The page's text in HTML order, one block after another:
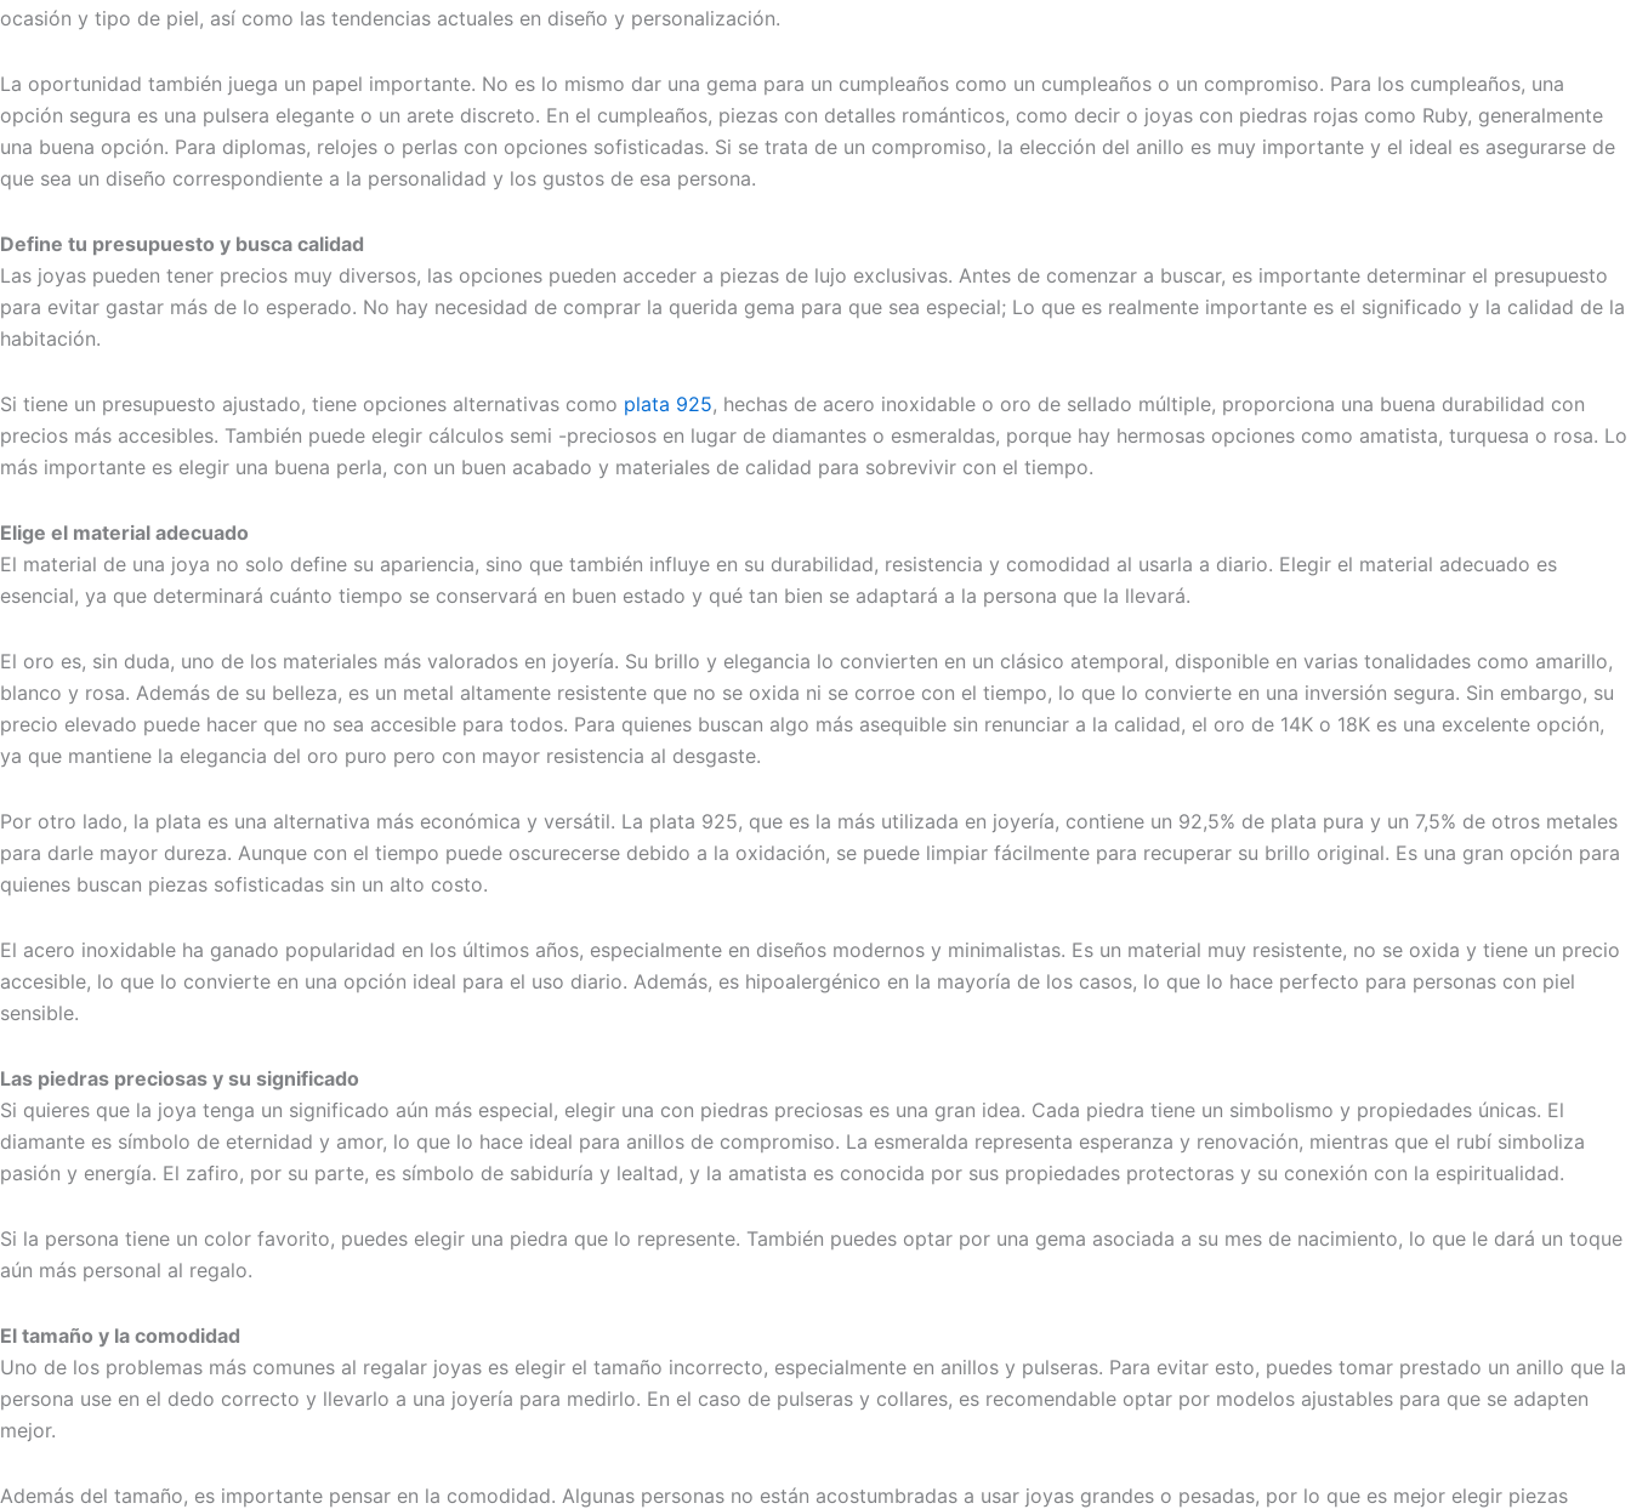
ocasión y tipo de piel, así como las tendencias actuales en diseño y personalización.
La oportunidad también juega un papel importante. No es lo mismo dar una gema para un cumpleaños como un cumpleaños o un compromiso. Para los cumpleaños, una
opción segura es una pulsera elegante o un arete discreto. En el cumpleaños, piezas con detalles románticos, como decir o joyas con piedras rojas como Ruby, generalmente
una buena opción. Para diplomas, relojes o perlas con opciones sofisticadas. Si se trata de un compromiso, la elección del anillo es muy importante y el ideal es asegurarse de
que sea un diseño correspondiente a la personalidad y los gustos de esa persona.
Define tu presupuesto y busca calidad
Las joyas pueden tener precios muy diversos, las opciones pueden acceder a piezas de lujo exclusivas. Antes de comenzar a buscar, es importante determinar el presupuesto
para evitar gastar más de lo esperado. No hay necesidad de comprar la querida gema para que sea especial; Lo que es realmente importante es el significado y la calidad de la
habitación.
Si tiene un presupuesto ajustado, tiene opciones alternativas como plata 925, hechas de acero inoxidable o oro de sellado múltiple, proporciona una buena durabilidad con
precios más accesibles. También puede elegir cálculos semi -preciosos en lugar de diamantes o esmeraldas, porque hay hermosas opciones como amatista, turquesa o rosa. Lo
más importante es elegir una buena perla, con un buen acabado y materiales de calidad para sobrevivir con el tiempo.
Elige el material adecuado
El material de una joya no solo define su apariencia, sino que también influye en su durabilidad, resistencia y comodidad al usarla a diario. Elegir el material adecuado es
esencial, ya que determinará cuánto tiempo se conservará en buen estado y qué tan bien se adaptará a la persona que la llevará.
El oro es, sin duda, uno de los materiales más valorados en joyería. Su brillo y elegancia lo convierten en un clásico atemporal, disponible en varias tonalidades como amarillo,
blanco y rosa. Además de su belleza, es un metal altamente resistente que no se oxida ni se corroe con el tiempo, lo que lo convierte en una inversión segura. Sin embargo, su
precio elevado puede hacer que no sea accesible para todos. Para quienes buscan algo más asequible sin renunciar a la calidad, el oro de 14K o 18K es una excelente opción,
ya que mantiene la elegancia del oro puro pero con mayor resistencia al desgaste.
Por otro lado, la plata es una alternativa más económica y versátil. La plata 925, que es la más utilizada en joyería, contiene un 92,5% de plata pura y un 7,5% de otros metales
para darle mayor dureza. Aunque con el tiempo puede oscurecerse debido a la oxidación, se puede limpiar fácilmente para recuperar su brillo original. Es una gran opción para
quienes buscan piezas sofisticadas sin un alto costo.
El acero inoxidable ha ganado popularidad en los últimos años, especialmente en diseños modernos y minimalistas. Es un material muy resistente, no se oxida y tiene un precio
accesible, lo que lo convierte en una opción ideal para el uso diario. Además, es hipoalergénico en la mayoría de los casos, lo que lo hace perfecto para personas con piel
sensible.
Las piedras preciosas y su significado
Si quieres que la joya tenga un significado aún más especial, elegir una con piedras preciosas es una gran idea. Cada piedra tiene un simbolismo y propiedades únicas. El
diamante es símbolo de eternidad y amor, lo que lo hace ideal para anillos de compromiso. La esmeralda representa esperanza y renovación, mientras que el rubí simboliza
pasión y energía. El zafiro, por su parte, es símbolo de sabiduría y lealtad, y la amatista es conocida por sus propiedades protectoras y su conexión con la espiritualidad.
Si la persona tiene un color favorito, puedes elegir una piedra que lo represente. También puedes optar por una gema asociada a su mes de nacimiento, lo que le dará un toque
aún más personal al regalo.
El tamaño y la comodidad
Uno de los problemas más comunes al regalar joyas es elegir el tamaño incorrecto, especialmente en anillos y pulseras. Para evitar esto, puedes tomar prestado un anillo que la
persona use en el dedo correcto y llevarlo a una joyería para medirlo. En el caso de pulseras y collares, es recomendable optar por modelos ajustables para que se adapten
mejor.
Además del tamaño, es importante pensar en la comodidad. Algunas personas no están acostumbradas a usar joyas grandes o pesadas, por lo que es mejor elegir piezas